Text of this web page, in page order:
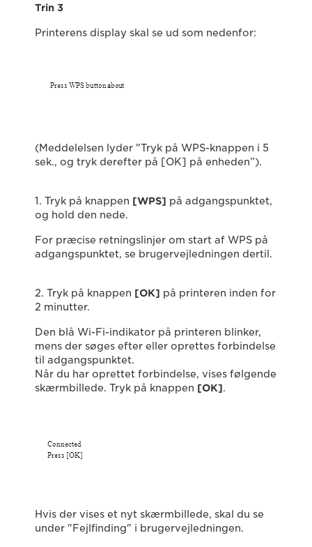
Trin 3
Printerens display skal se ud som nedenfor:
(Meddelelsen lyder "Tryk på WPS-knappen i 5
sek., og tryk derefter på [OK] på enheden”).
1. Tryk på knappen [WPS] på adgangspunktet,
og hold den nede.
For præcise retningslinjer om start af WPS på
adgangspunktet, se brugervejledningen dertil.
2. Tryk på knappen [OK] på printeren inden for
2 minutter.
Den blå Wi-Fi-indikator på printeren blinker,
mens der søges efter eller oprettes forbindelse
til adgangspunktet.
Når du har oprettet forbindelse, vises følgende
skærmbillede. Tryk på knappen [OK].
Hvis der vises et nyt skærmbillede, skal du se
under "Fejlfinding" i brugervejledningen.